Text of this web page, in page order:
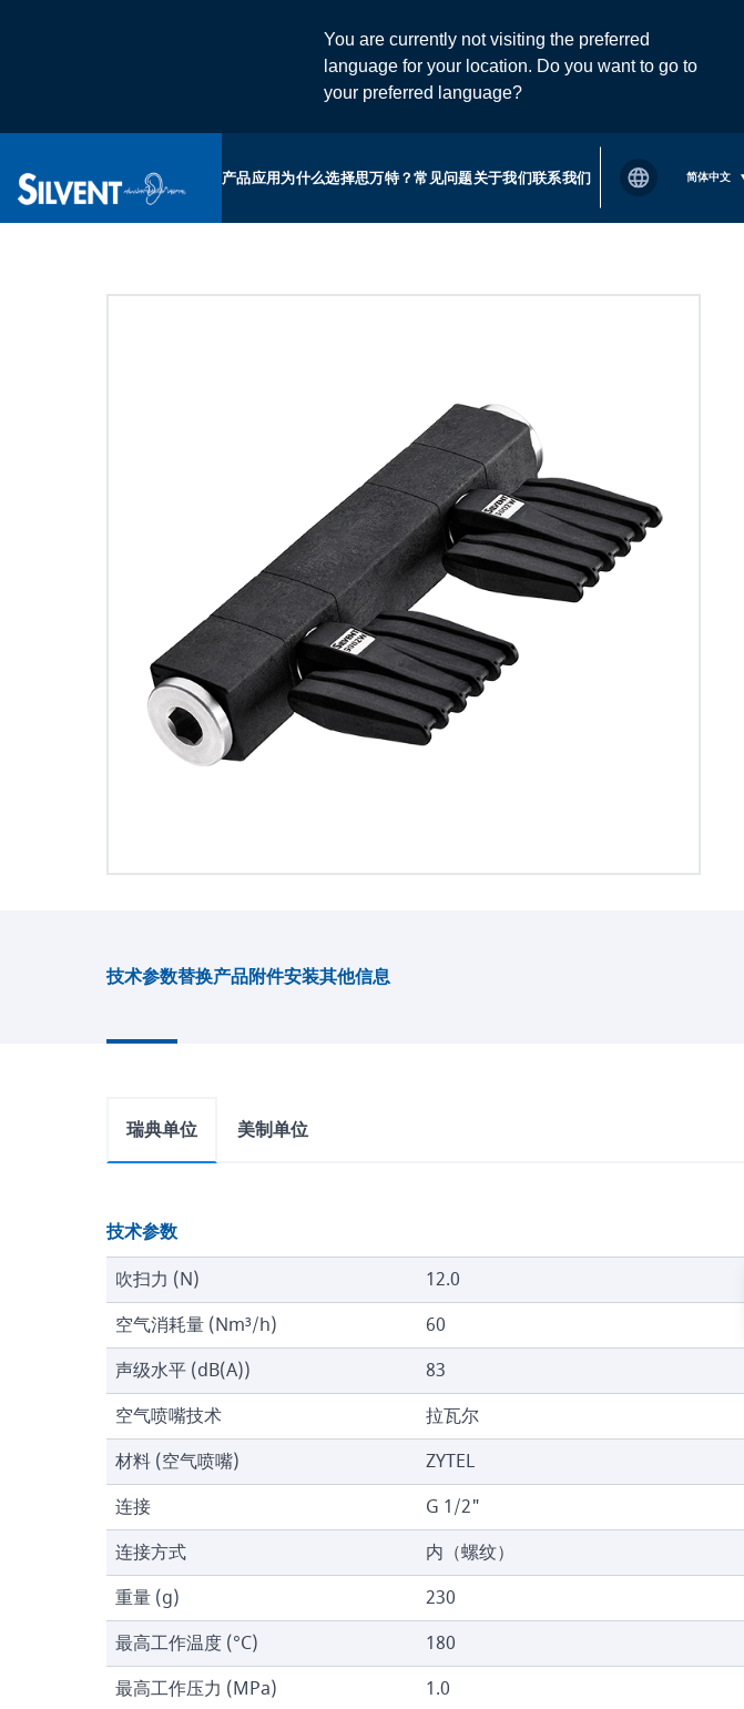
You are currently not visiting the preferred
language for your location. Do you want to go to
your preferred language?
产品应用为什么选择思万特？常见问题关于我们联系我们 简体中文
技术参数替换产品附件安装其他信息
瑞典单位 美制单位
技术参数
吹扫力 (N)
12.0
空气消耗量 (Nm³/h)
60
声级水平 (dB(A))
83
空气喷嘴技术
拉瓦尔
材料 (空气喷嘴)
ZYTEL
连接
G 1/2"
连接方式
内（螺纹）
重量 (g)
230
最高工作温度 (°C)
180
最高工作压力 (MPa)
1.0